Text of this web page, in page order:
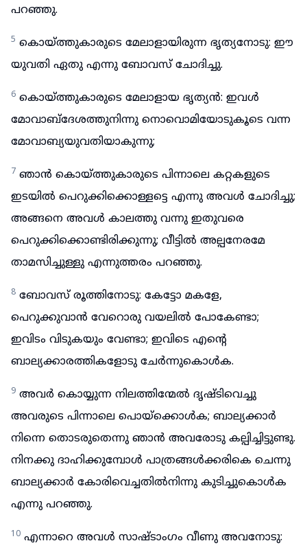
പറഞ്ഞു.
5 കൊയ്ത്തുകാരുടെ മേലാളായിരുന്ന ഭൃത്യനോടു: ഈ
യുവതി ഏതു എന്നു ബോവസ് ചോദിച്ചു.
6 കൊയ്ത്തുകാരുടെ മേലാളായ ഭൃത്യൻ: ഇവൾ
മോവാബ്ദേശത്തുനിന്നു നൊവൊമിയോടുകൂടെ വന്ന
മോവാബ്യയുവതിയാകുന്നു;
7 ഞാൻ കൊയ്ത്തുകാരുടെ പിന്നാലെ കറ്റകളുടെ
ഇടയിൽ പെറുക്കിക്കൊള്ളട്ടെ എന്നു അവൾ ചോദിച്ചു;
അങ്ങനെ അവൾ കാലത്തു വന്നു ഇതുവരെ
പെറുക്കിക്കൊണ്ടിരിക്കുന്നു; വീട്ടിൽ അല്പനേരമേ
താമസിച്ചുള്ളു എന്നുത്തരം പറഞ്ഞു.
8 ബോവസ് രൂത്തിനോടു: കേട്ടോ മകളേ,
പെറുക്കുവാൻ വേറൊരു വയലിൽ പോകേണ്ടാ;
ഇവിടം വിടുകയും വേണ്ടാ; ഇവിടെ എന്റെ
ബാല്യക്കാരത്തികളോടു ചേർന്നുകൊൾക.
9 അവർ കൊയ്യുന്ന നിലത്തിന്മേൽ ദൃഷ്ടിവെച്ചു
അവരുടെ പിന്നാലെ പൊയ്ക്കൊൾക; ബാല്യക്കാർ
നിന്നെ തൊടരുതെന്നു ഞാൻ അവരോടു കല്പിച്ചിട്ടുണ്ടു.
നിനക്കു ദാഹിക്കുമ്പോൾ പാത്രങ്ങൾക്കരികെ ചെന്നു
ബാല്യക്കാർ കോരിവെച്ചതിൽനിന്നു കുടിച്ചുകൊൾക
എന്നു പറഞ്ഞു.
10 എന്നാറെ അവൾ സാഷ്ടാംഗം വീണു അവനോടു: